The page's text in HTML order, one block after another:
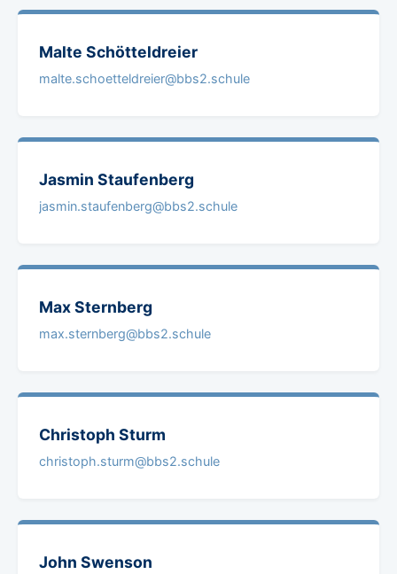
Malte Schötteldreier
malte.schoetteldreier@bbs2.schule
Jasmin Staufenberg
jasmin.staufenberg@bbs2.schule
MaxSternberg
max.sternberg@bbs2.schule
Christoph Sturm
christoph.sturm@bbs2.schule
John Swenson